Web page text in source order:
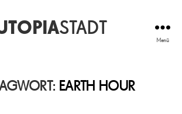
STADT
Menü
EARTH HOUR